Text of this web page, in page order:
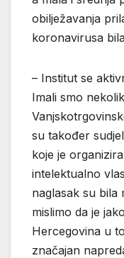
obilježavanja
koronavirusa
– Institut se
Imali smo
su također
koje je
intelektualno
naglasak su bila
mislimo da je
Hercegovina u
značajan